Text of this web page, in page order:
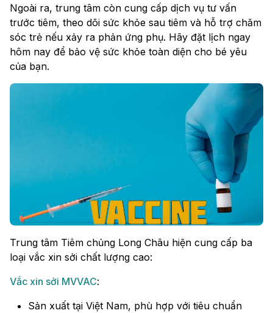
Ngoài ra, trung tâm còn cung cấp dịch vụ tư vấn
trước tiêm, theo dõi sức khỏe sau tiêm và hỗ trợ chăm
sóc trẻ nếu xảy ra phản ứng phụ. Hãy đặt lịch ngay
hôm nay để bảo vệ sức khỏe toàn diện cho bé yêu
của bạn.
Trung tâm Tiêm chủng Long Châu hiện cung cấp ba
loại vắc xin sởi chất lượng cao:
Vắc xin sởi MVVAC:
Sản xuất tại Việt Nam, phù hợp với tiêu chuẩn